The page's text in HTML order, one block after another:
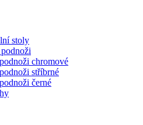
stoly
chromové
stříbrné
černé